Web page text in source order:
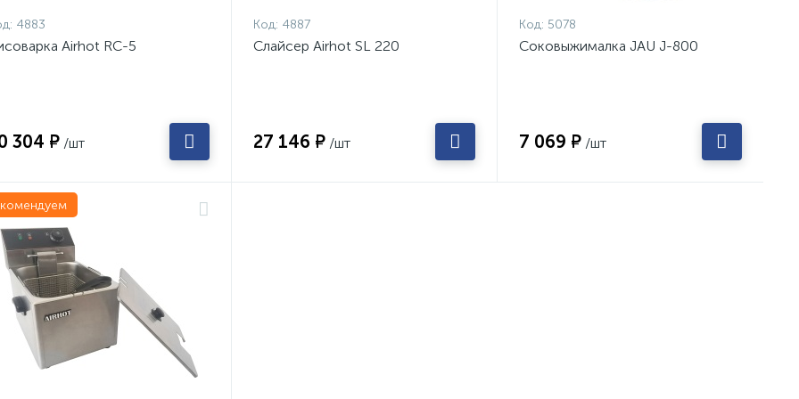
4883
Airhot RC-5
304 ₽ /шт
Код: 4887
Слайсер Airhot SL 220
27 146 ₽ /шт
Код: 5078
Соковыжималка JAU J-800
7 069 ₽ /шт